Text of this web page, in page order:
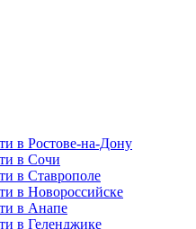
в Ростове-на-Дону
в Сочи
в Ставрополе
в Новороссийске
в Анапе
в Геленджике